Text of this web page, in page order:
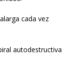
cada vez
autodestructiva